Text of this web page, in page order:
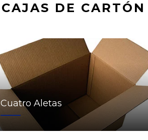
CAJAS DE CARTÓN
Cuatro Aletas